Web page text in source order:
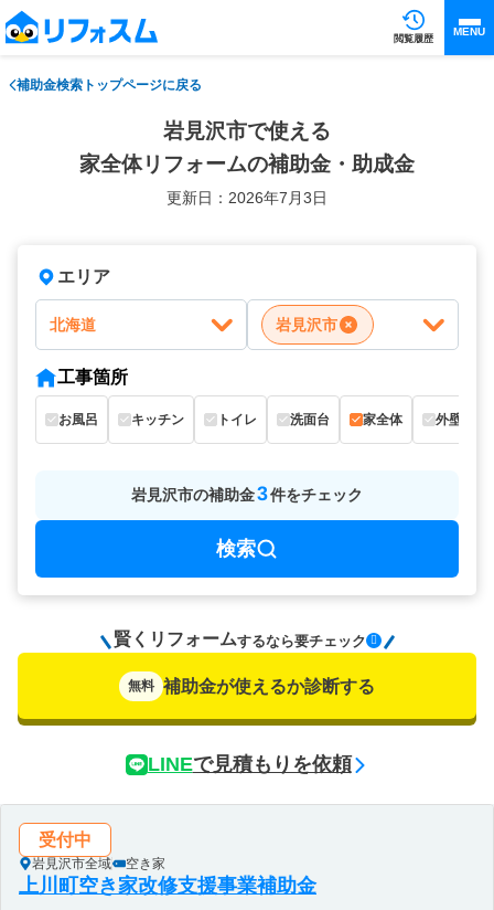
閲覧履歴
MENU
補助金検索トップページに戻る
岩見沢市で使える
家全体リフォームの補助金・助成金
更新日：2026年7月3日
エリア
北海道 岩見沢市
工事箇所
お風呂 キッチン トイレ 洗面台 家全体 外壁
岩見沢市の補助金3件をチェック
検索
賢くリフォームするなら要チェック
無料 補助金が使えるか診断する
LINEで見積もりを依頼
受付中
岩見沢市全域 空き家
上川町空き家改修支援事業補助金